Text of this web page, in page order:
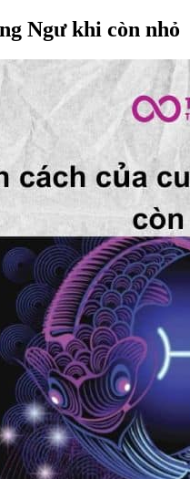
Ngư khi còn nhỏ